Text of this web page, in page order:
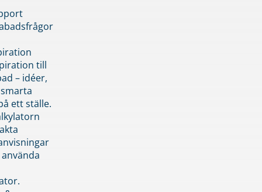
till
– idéer,
ett ställe.